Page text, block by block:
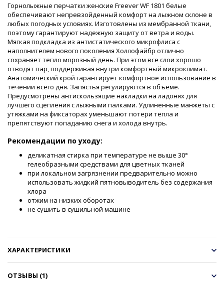
Горнолыжные перчатки женские Freever WF 1801 белые
обеспечивают непревзойденный комфорт на лыжном склоне в
любых погодных условиях. Изготовлены из мембранной ткани,
поэтому гарантируют надежную защиту от ветра и воды.
Мягкая подкладка из антистатического микрофлиса с
наполнителем нового поколения Холлофайбр отлично
сохраняет тепло морозный день. При этом все слои хорошо
отводят пар, поддерживая внутри комфортный микроклимат.
Анатомический крой гарантирует комфортное использование в
течении всего дня. Запястья регулируются в объеме.
Предусмотрены антискользящие накладки на ладонях для
лучшего сцепления с лыжными палками. Удлиненные манжеты с
утяжками на фиксаторах уменьшают потери тепла и
препятствуют попаданию снега и холода внутрь.
Рекомендации по уходу:
деликатная стирка при температуре не выше 30°
гелеобразными средствами для цветных тканей
при локальном загрязнении предварительно можно
использовать жидкий пятновыводитель без содержания
хлора
отжим на низких оборотах
не сушить в сушильной машине
ХАРАКТЕРИСТИКИ
ОТЗЫВЫ (1)